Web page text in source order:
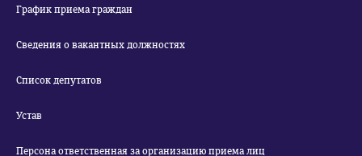
График приема граждан
Сведения о вакантных должностях
Список депутатов
Устав
Персона ответственная за организацию приема лиц